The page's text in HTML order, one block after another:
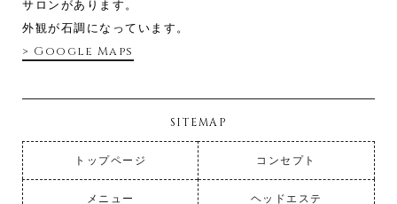
サロンがあります。
外観が石調になっています。
> Google Maps
SITEMAP
トップページ コンセプト
メニュー ヘッドエステ